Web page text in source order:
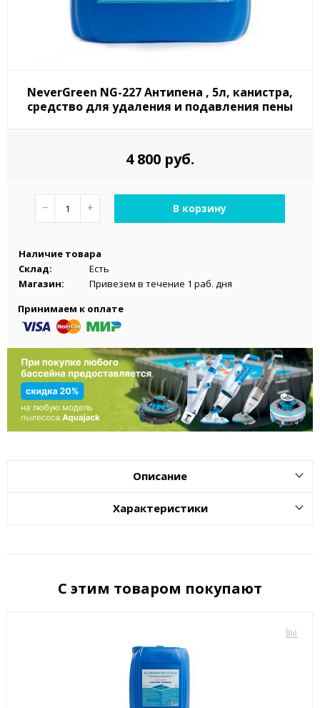
NeverGreen NG-227 Антипена , 5л, канистра,
средство для удаления и подавления пены
4 800 руб.
− + В корзину
Наличие товара
Склад:
Есть
Магазин:
Привезем в течение 1 раб. дня
Принимаем к оплате
Описание
Характеристики
С этим товаром покупают